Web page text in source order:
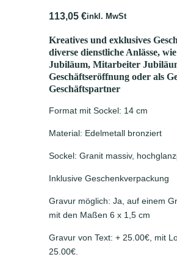
113,05 €inkl. MwSt
Kreatives und exklusives
diverse dienstliche Anlässe,
Jubiläum, Mitarbeiter
Geschäftseröffnung oder als
Geschäftspartner
Format mit Sockel: 14 cm
Material: Edelmetall bronziert
Sockel: Granit massiv,
Inklusive Geschenkverpackung
Gravur möglich: Ja, auf einem
mit den Maßen 6 x 1,5 cm
Gravur von Text: + 25.00€, mit
25.00€.